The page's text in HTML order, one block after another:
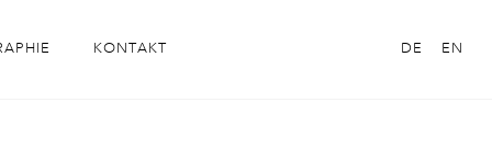
KONTAKT DE EN